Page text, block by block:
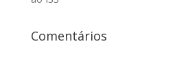
Comentários